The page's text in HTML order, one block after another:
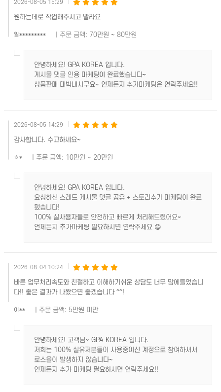
2026-08-05 15:29
원하는데로 작업해주시고 빨라요
일********* | 주문 금액: 70만원 ~ 80만원
안녕하세요! GPA KOREA 입니다.
게시물 댓글 인용 마케팅이 완료했습니다~
상품판매 대박내시구요~ 언제든지 추가마케팅은 연락주세요!!
2026-08-05 14:29
감사합니다. 수고하세요~
ㅎ* | 주문 금액: 10만원 ~ 20만원
안녕하세요! GPA KOREA 입니다.
요청하신 스레드 게시물 댓글 공유 + 스토리추가 마케팅이 완료
됐습니다!
100% 실사용자들로 안전하고 빠르게 처리해드렸어요~
언제든지 추가마케팅 필요하시면 연락주세요 😄
2026-08-04 10:24
빠른 업무처리속도와 친절하고 이해하기쉬운 상담도 너무 맘에들었습니
다!! 좋은 결과가 나왔으면 좋겠습니다 ^^!
이** | 주문 금액: 5만원 미만
안녕하세요! 고객님~ GPA KOREA 입니다.
저희는 100% 실유저분들이 사용중이신 계정으로 참여하셔서
로스율이 발생하지 않습니다~
언제든지 추가 마케팅 필요하시면 연락주세요!!